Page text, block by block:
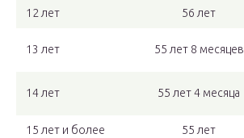
12 лет 56 лет
13 лет 55 лет 8 месяцев
14 лет 55 лет 4 месяца
15 лет и более 55 лет